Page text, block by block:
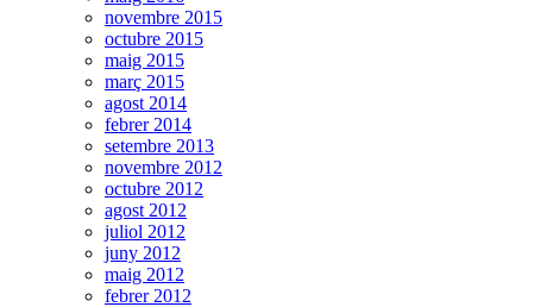
novembre 2015
octubre 2015
maig 2015
març 2015
agost 2014
febrer 2014
setembre 2013
novembre 2012
octubre 2012
agost 2012
juliol 2012
juny 2012
maig 2012
febrer 2012